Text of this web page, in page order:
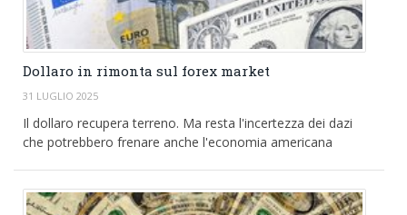
Dollaro in rimonta sul forex market
31 LUGLIO 2025
Il dollaro recupera terreno. Ma resta l'incertezza dei dazi
che potrebbero frenare anche l'economia americana